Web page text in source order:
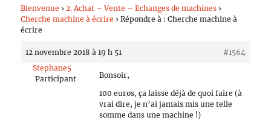
Bienvenue › 2. Achat – Vente – Echanges de machines ›
Cherche machine à écrire › Répondre à : Cherche machine à
écrire
12 novembre 2018 à 19 h 51
#1564
Stephane5
Participant
Bonsoir,
100 euros, ça laisse déjà de quoi faire (à
vrai dire, je n’ai jamais mis une telle
somme dans une machine !)